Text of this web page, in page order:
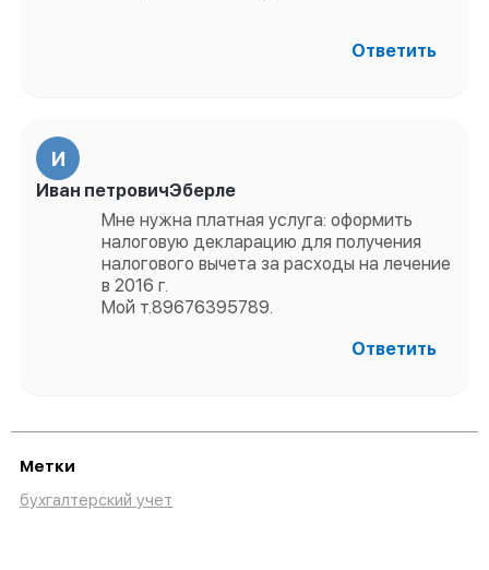
Ответить
И
Иван петровичЭберле
Мне нужна платная услуга: оформить
налоговую декларацию для получения
налогового вычета за расходы на лечение
в 2016 г.
Мой т.89676395789.
Ответить
Метки
бухгалтерский учет